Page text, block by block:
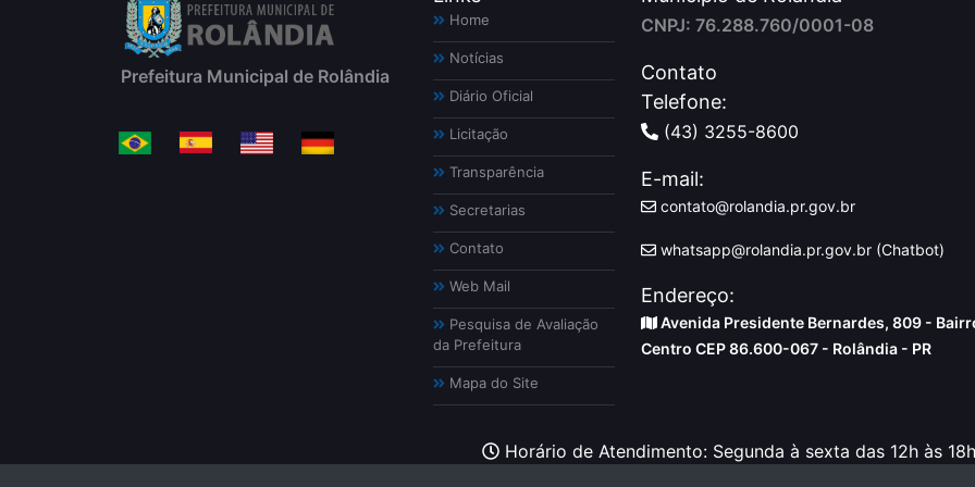
Prefeitura Municipal de Rolândia
Home
Notícias
Diário Oficial
Licitação
Transparência
Secretarias
Contato
Web Mail
Pesquisa de Avaliação
da Prefeitura
Mapa do Site
CNPJ: 76.288.760/0001-08
Contato
Telefone:
(43) 3255-8600
E-mail:
contato@rolandia.pr.gov.br
whatsapp@rolandia.pr.gov.br (Chatbot)
Endereço:
Avenida Presidente Bernardes, 809 -
Centro CEP 86.600-067 - Rolândia - PR
Horário de Atendimento: Segunda à sexta das 12h às